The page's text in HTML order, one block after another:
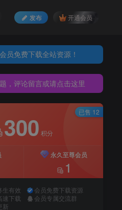
发布 开通会员
员免费下载全站资源！
员免费下载全站资源！
，评论留言或请点击这里
，评论留言或请点击这里
300 积分
永久至尊会员
1
生有效
会员免费下载资源
下载
会员专属交流群
新
已售 12